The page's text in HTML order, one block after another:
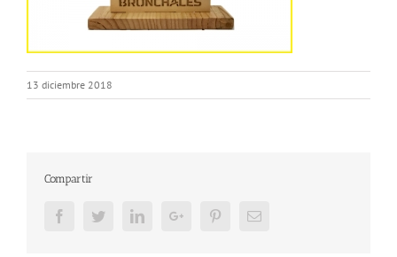
13 diciembre 2018
Compartir
FacebookTwitterLinkedInGoogle+ PinterestEmail